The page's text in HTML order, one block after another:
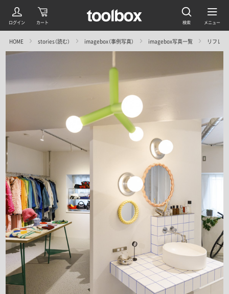
HOME stories（読む） imagebox（事例写真） imagebox写真一覧 リフレ